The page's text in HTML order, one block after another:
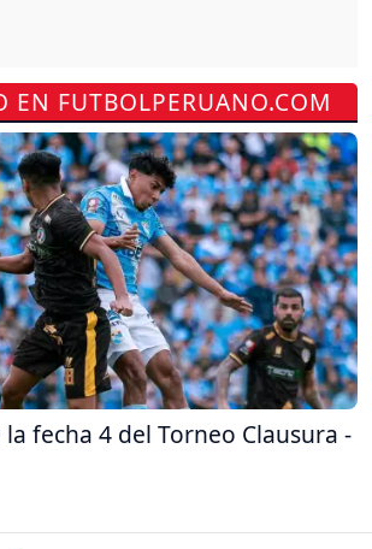
EN FUTBOLPERUANO.COM
fecha 4 del Torneo Clausura -